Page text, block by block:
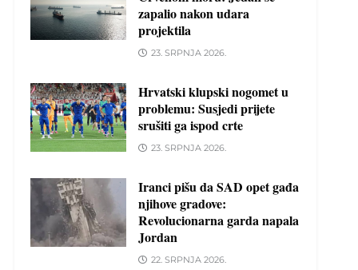
zapalio nakon udara
projektila
23. SRPNJA 2026.
Hrvatski klupski nogomet u
problemu: Susjedi prijete
srušiti ga ispod crte
23. SRPNJA 2026.
Iranci pišu da SAD opet gađa
njihove gradove:
Revolucionarna garda napala
Jordan
22. SRPNJA 2026.